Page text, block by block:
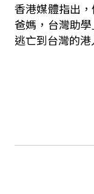
香港媒體指出
爸媽，台灣助
逃亡到台灣的港